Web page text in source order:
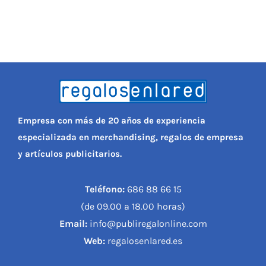
Empresa con más de 20 años de experiencia
especializada en merchandising, regalos de empresa
y artículos publicitarios.
Teléfono:686 88 66 15
(de 09.00 a 18.00 horas)
Email:info@publiregalonline.com
Web: regalosenlared.es